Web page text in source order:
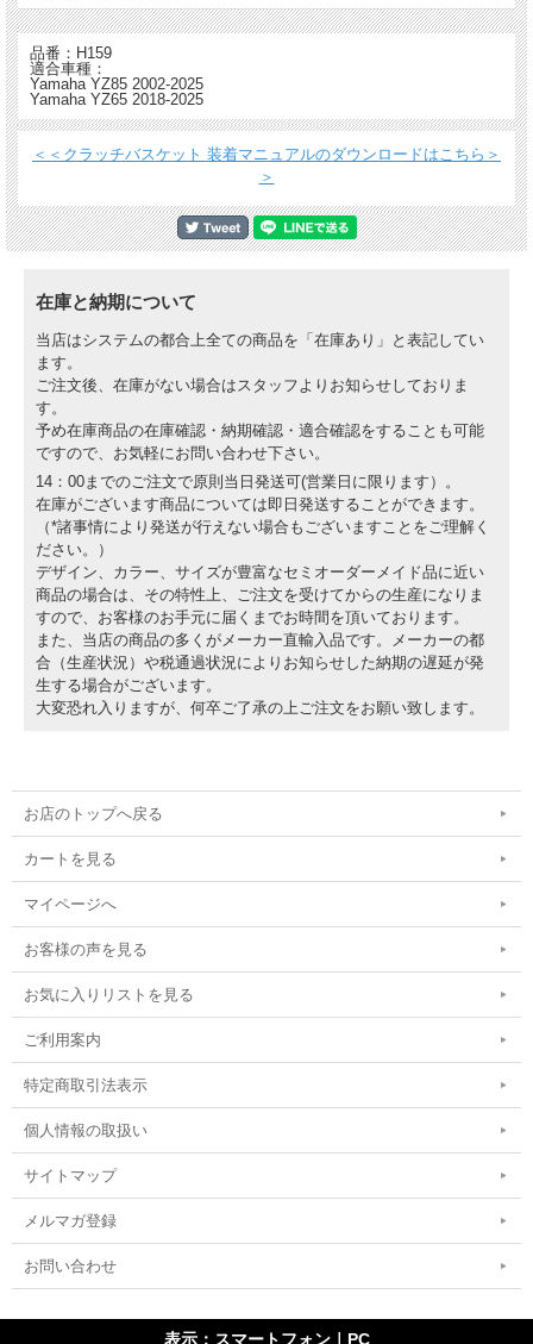
ーティング加工を施すことによりノーマルに比べ5倍の耐久性を実現* (*適切なメン
テナンスが前提）
・ 加工精度が高いためクラッチを切った時はきちんと切れ、熱をあまり発しな
い。つなげる時はよりスムーズにつながる。
・ ヒンソンのクラッチ コンポーネントプレッシャープレートとインナーハブを一
緒に 使うことでクラッチジャダーを防止
品番：H159
適合車種：
Yamaha YZ85 2002-2025
Yamaha YZ65 2018-2025
＜＜クラッチバスケット 装着マニュアルのダウンロードはこちら＞
＞
在庫と納期について
当店はシステムの都合上全ての商品を「在庫あり」と表記してい
ます。
ご注文後、在庫がない場合はスタッフよりお知らせしておりま
す。
予め在庫商品の在庫確認・納期確認・適合確認をすることも可能
ですので、お気軽にお問い合わせ下さい。
14：00までのご注文で原則当日発送可(営業日に限ります）。
在庫がございます商品については即日発送することができます。
（*諸事情により発送が行えない場合もございますことをご理解く
ださい。）
デザイン、カラー、サイズが豊富なセミオーダーメイド品に近い
商品の場合は、その特性上、ご注文を受けてからの生産になりま
すので、お客様のお手元に届くまでお時間を頂いております。
また、当店の商品の多くがメーカー直輸入品です。メーカーの都
合（生産状況）や税通過状況によりお知らせした納期の遅延が発
生する場合がございます。
大変恐れ入りますが、何卒ご了承の上ご注文をお願い致します。
お店のトップへ戻る
カートを見る
マイページへ
お客様の声を見る
お気に入りリストを見る
ご利用案内
特定商取引法表示
個人情報の取扱い
サイトマップ
メルマガ登録
お問い合わせ
表示：スマートフォン｜ PC